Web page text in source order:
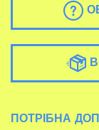
ПОТРІБНА